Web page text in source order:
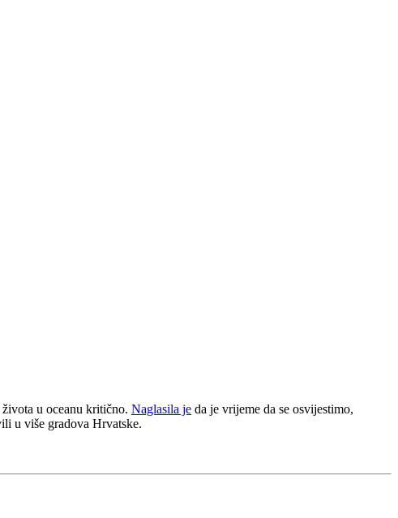
u oceanu kritično. Naglasila je da je vrijeme da se osvijestimo,
u više gradova Hrvatske.